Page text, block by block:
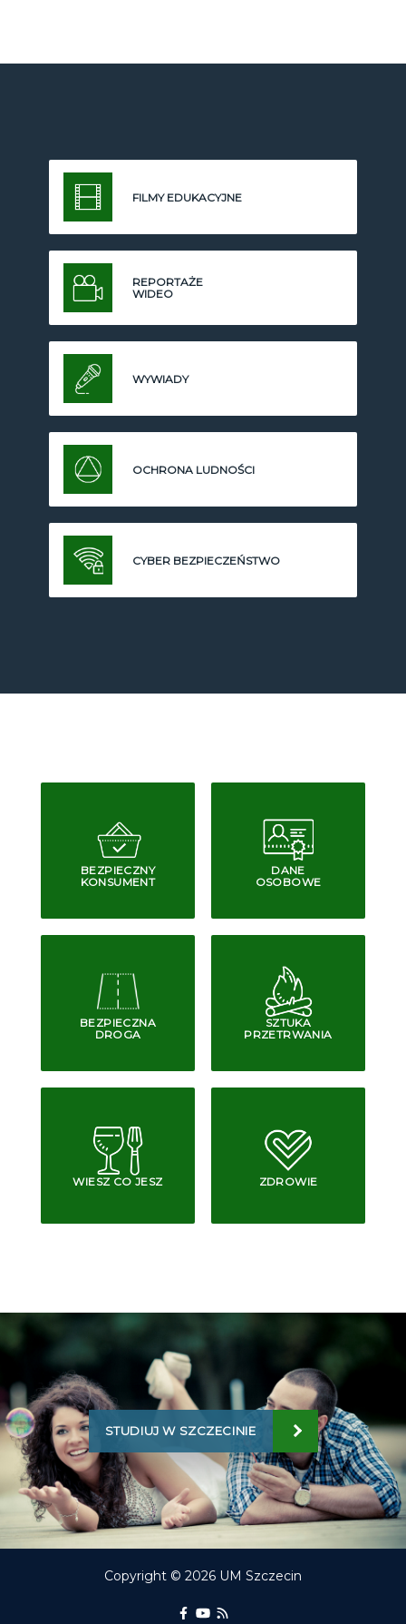
FILMY EDUKACYJNE
REPORTAŻE
WIDEO
WYWIADY
OCHRONA LUDNOŚCI
CYBER BEZPIECZEŃSTWO
BEZPIECZNY
KONSUMENT
DANE
OSOBOWE
BEZPIECZNA
DROGA
SZTUKA
PRZETRWANIA
WIESZ CO JESZ ZDROWIE
STUDIUJ W SZCZECINIE
Copyright © 2026 UM Szczecin
Portal Edukacyjny na Facebooku
kanał Youtube Portalu